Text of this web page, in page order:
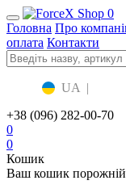
0
Головна Про
оплата Контакти
UA |
+38 (096) 282-00-70
0
0
Кошик
Ваш кошик